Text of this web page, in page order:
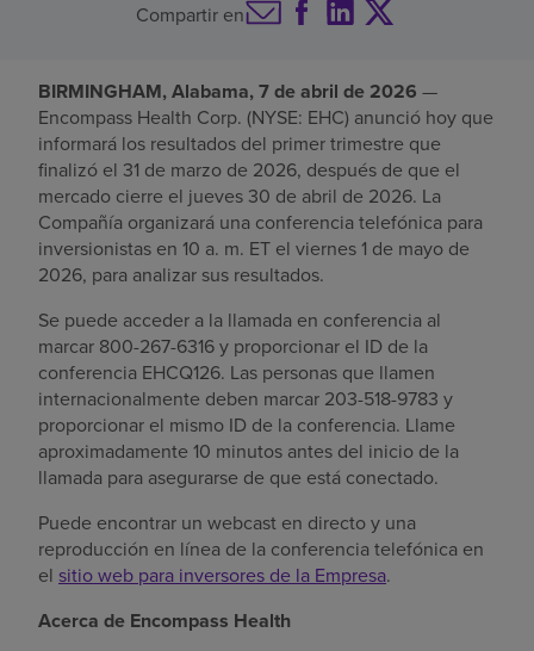
Inversores
Empleos
Pagar mi factura
Compartir en
BIRMINGHAM, Alabama, 7 de abril de 2026 —
Encompass Health Corp. (NYSE: EHC) anunció hoy que
informará los resultados del primer trimestre que
finalizó el 31 de marzo de 2026, después de que el
mercado cierre el jueves 30 de abril de 2026. La
Compañía organizará una conferencia telefónica para
inversionistas en 10 a. m. ET el viernes 1 de mayo de
2026, para analizar sus resultados.
Se puede acceder a la llamada en conferencia al
marcar 800-267-6316 y proporcionar el ID de la
conferencia EHCQ126. Las personas que llamen
internacionalmente deben marcar 203-518-9783 y
proporcionar el mismo ID de la conferencia. Llame
aproximadamente 10 minutos antes del inicio de la
llamada para asegurarse de que está conectado.
Puede encontrar un webcast en directo y una
reproducción en línea de la conferencia telefónica en
el sitio web para inversores de la Empresa.
Acerca de Encompass Health